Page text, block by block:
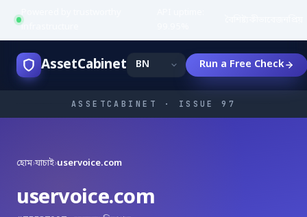
Powered by trustworthy
infrastructure
AssetCabinet Run a Free Check
ASSETCABINET · ISSUE 97
হোম›যাচাই›uservoice.com
uservoice.com